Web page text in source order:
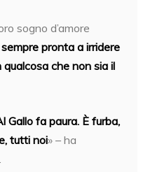
sogno d’amore
pronta a irridere
che non sia il
Gallo fa paura. È furba,
tutti noi» – ha